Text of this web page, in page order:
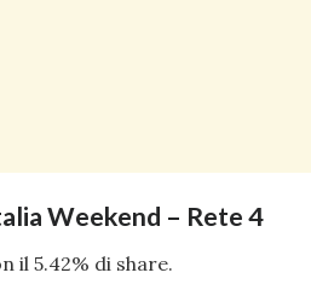
Weekend – Rete 4
il 5.42% di share.